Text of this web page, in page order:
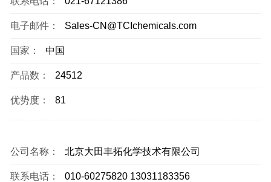
电子邮件： Sales-CN@TCIchemicals.com
国家： 中国
产品数： 24512
优势度： 81
公司名称： 北京大田丰拓化学技术有限公司
联系电话： 010-60275820 13031183356